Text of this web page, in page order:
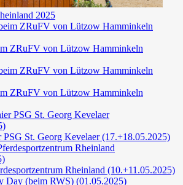
2025
ZRuFV von Lützow Hamminkeln
ZRuFV von Lützow Hamminkeln
PSG St. Georg Kevelaer (17.+18.05.2025)
Rheinland (10.+11.05.2025)